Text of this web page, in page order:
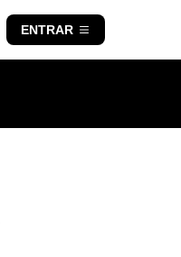
ENTRAR